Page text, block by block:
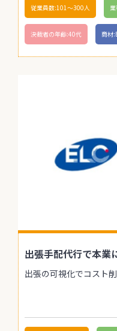
従業員数:101〜300人
決裁者の年齢:40代 商材
出張手配代行で本業
出張の可視化でコスト